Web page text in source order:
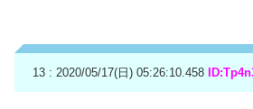
13 : 2020/05/17(日) 05:26:10.458